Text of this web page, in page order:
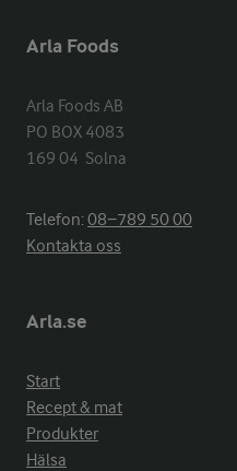
Arla Foods
Arla Foods AB
PO BOX 4083
169 04  Solna
Telefon:08−789 50 00
Kontakta oss
Arla.se
Start
Recept & mat
Produkter
Hälsa